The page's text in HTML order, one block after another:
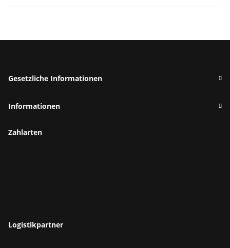
Gesetzliche Informationen
Informationen
Zahlarten
Logistikpartner